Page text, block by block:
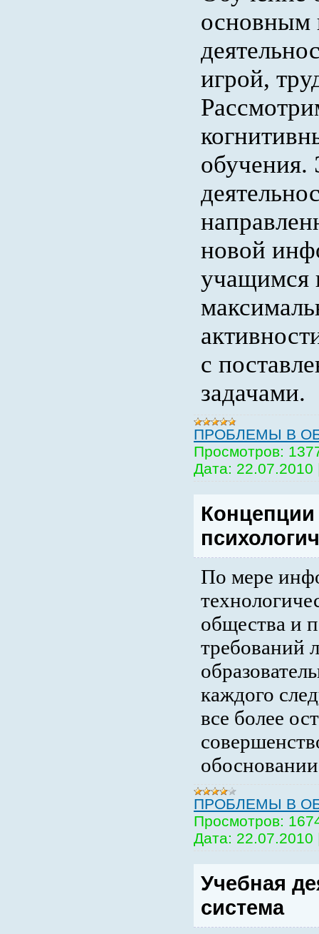
основным
игрой,
обучения.
новой
учащимся
с
задачами.
ПРОБЛЕМЫ В
Просмотров:
Дата: 22.07.2010
По мере
общества и
требований
каждого
все более
ПРОБЛЕМЫ В
Просмотров:
Дата: 22.07.2010
Учебная
система